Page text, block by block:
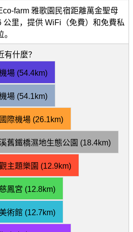
farm 雅歌園民宿距離萬金聖母
公里，提供 WiFi（免費）和免費私
有什麼？
場 (54.4km)
場 (54.1km)
際機場 (26.1km)
舊鐵橋濕地生態公園 (18.4km)
主題樂園 (12.9km)
鳳宮 (12.8km)
術館 (12.7km)